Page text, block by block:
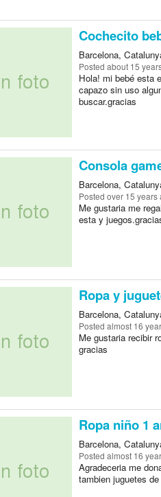
Cochecito
Barcelona,
Posted about 15
Hola! mi bebé esta
capazo sin uso
buscar.gracias
Consola
Barcelona,
Posted over 15 years
Me gustaria me
esta y
Ropa y
Barcelona,
Posted almost 16
Me gustaria recibir
gracias
Ropa niño 1
Barcelona,
Posted almost 16
Agradeceria me
tambien juguetes